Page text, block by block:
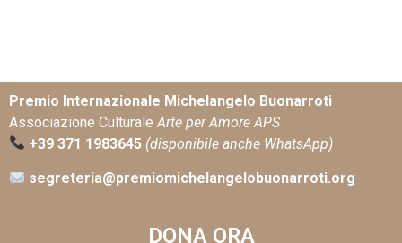
Premio Internazionale Michelangelo Buonarroti
Associazione Culturale Arte per Amore APS
+39 371 1983645 (disponibile anche WhatsApp)
segreteria@premiomichelangelobuonarroti.org
DONA ORA